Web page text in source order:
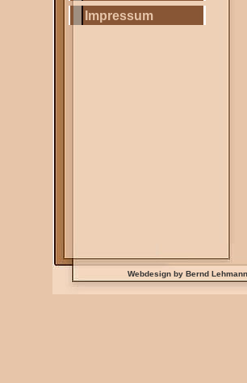
Impressum
Webdesign by Bernd